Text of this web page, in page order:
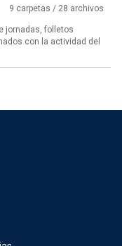
9 carpetas / 28 archivos
jornadas, folletos
con la actividad del